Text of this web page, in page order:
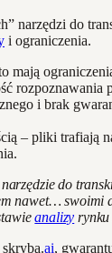
narzędzi do
i ograniczenia.
mają
rozpoznawania
i brak
– pliki trafiają
do
nawet…
analizy
ai,